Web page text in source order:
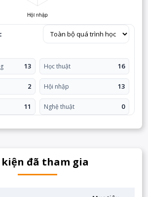
13 Học thuật 16
2 Hội nhập 13
11 Nghệ thuật 0
kiện đã tham gia